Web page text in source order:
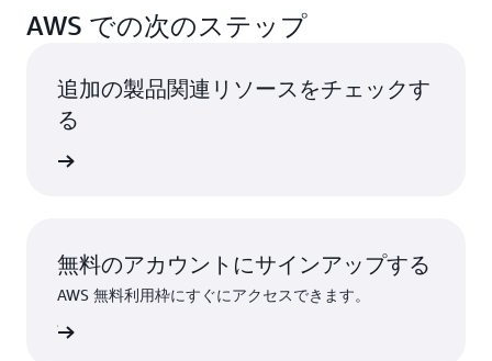
AWS での次のステップ
追加の製品関連リソースをチェックす
る
無料のアカウントにサインアップする
AWS 無料利用枠にすぐにアクセスできます。